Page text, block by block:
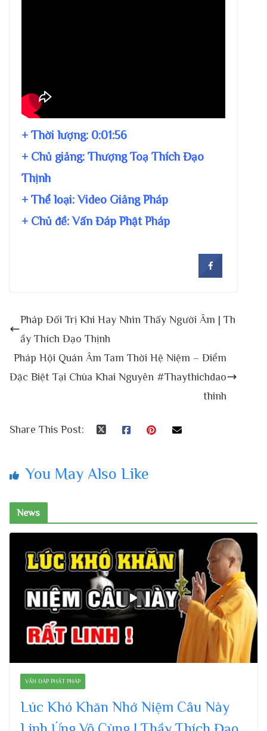
+ Thời lượng: 0:01:56
+ Chủ giảng: Thượng Toạ Thích Đạo
Thịnh
+ Thể loại: Video Giảng Pháp
+ Chủ đề:Vấn Đáp Phật Pháp
Pháp Đối Trị Khi Hay Nhìn Thấy Người Âm | Th
ầy Thích Đạo Thịnh
Pháp Hội Quán Âm Tam Thời Hệ Niệm – Điểm
Đặc Biệt Tại Chùa Khai Nguyên #Thaythichdao
thinh
Share This Post:
You May Also Like
News
VẤN ĐÁP PHẬT PHÁP
Lúc Khó Khăn Nhớ Niệm Câu Này